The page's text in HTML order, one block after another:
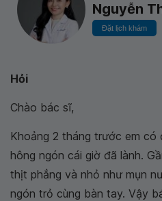
Nguyễn
Đặt lịch khám
Hỏi
Chào bác sĩ,
Khoảng 2 tháng trước em có
hông ngón cái giờ đã lành.
thịt phẳng và nhỏ như mụn
ngón trỏ cùng bàn tay. Vậy